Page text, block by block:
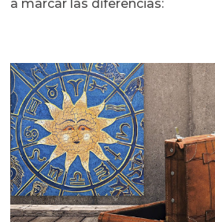
a marcar las diferencias: